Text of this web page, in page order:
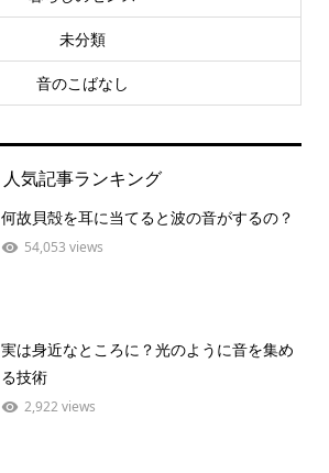
未分類
音のこばなし
人気記事ランキング
何故貝殻を耳に当てると波の音がするの？
54,053 views
実は身近なところに？光のように音を集め
る技術
2,922 views